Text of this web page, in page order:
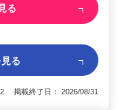
る
る
掲載終了日： 2026/08/31